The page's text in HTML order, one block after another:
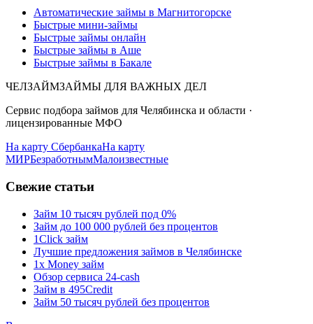
Автоматические займы в Магнитогорске
Быстрые мини-займы
Быстрые займы онлайн
Быстрые займы в Аше
Быстрые займы в Бакале
ЧЕЛЗАЙМЗАЙМЫ ДЛЯ ВАЖНЫХ ДЕЛ
Сервис подбора займов для Челябинска и области ·
лицензированные МФО
На карту СбербанкаНа карту
МИРБезработнымМалоизвестные
Свежие статьи
Займ 10 тысяч рублей под 0%
Займ до 100 000 рублей без процентов
1Click займ
Лучшие предложения займов в Челябинске
1x Money займ
Обзор сервиса 24-cash
Займ в 495Credit
Займ 50 тысяч рублей без процентов